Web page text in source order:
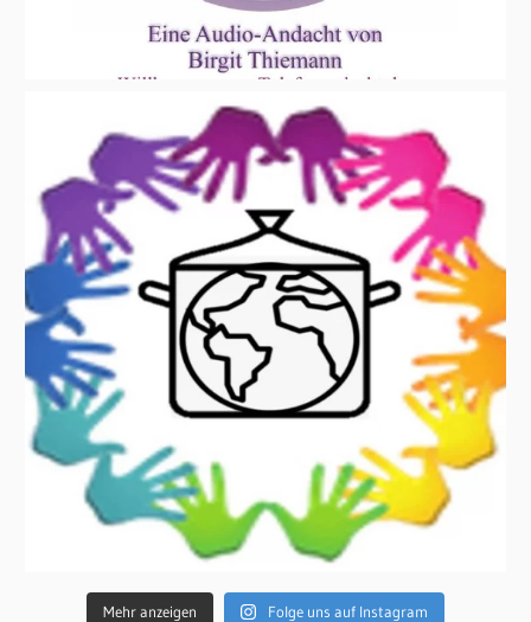
Mehr anzeigen Folge uns auf Instagram